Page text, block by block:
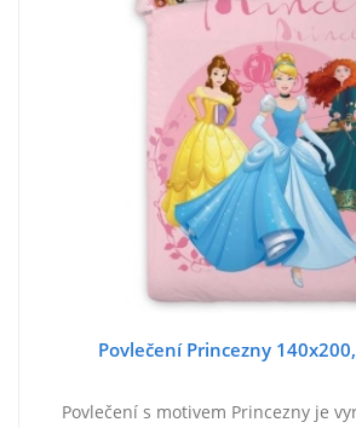
Povlečení Princezny
Povlečení s motivem Princezny je